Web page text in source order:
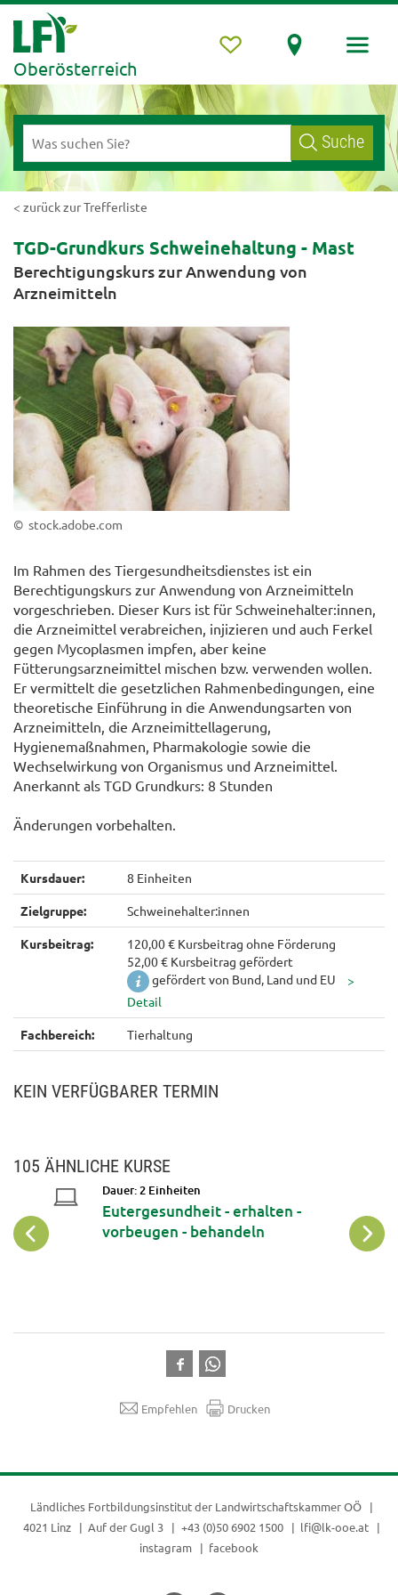
Oberösterreich
Suche
< zurück zur Trefferliste
TGD-Grundkurs Schweinehaltung - Mast
Berechtigungskurs zur Anwendung von
Arzneimitteln
© stock.adobe.com
Im Rahmen des Tiergesundheitsdienstes ist ein
Berechtigungskurs zur Anwendung von Arzneimitteln
vorgeschrieben. Dieser Kurs ist für Schweinehalter:innen,
die Arzneimittel verabreichen, injizieren und auch Ferkel
gegen Mycoplasmen impfen, aber keine
Fütterungsarzneimittel mischen bzw. verwenden wollen.
Er vermittelt die gesetzlichen Rahmenbedingungen, eine
theoretische Einführung in die Anwendungsarten von
Arzneimitteln, die Arzneimittellagerung,
Hygienemaßnahmen, Pharmakologie sowie die
Wechselwirkung von Organismus und Arzneimittel.
Anerkannt als TGD Grundkurs: 8 Stunden
Änderungen vorbehalten.
Kursdauer: 8 Einheiten
Zielgruppe: Schweinehalter:innen
Kursbeitrag:
120,00 € Kursbeitrag ohne Förderung
52,00 € Kursbeitrag gefördert
gefördert von Bund, Land und EU
Fachbereich: Tierhaltung
KEIN VERFÜGBARER TERMIN
105 ÄHNLICHE KURSE
Dauer: 2 Einheiten
Eutergesundheit - erhalten -
vorbeugen - behandeln
Empfehlen Drucken
Ländliches Fortbildungsinstitut der Landwirtschaftskammer OÖ
4021 Linz
Auf der Gugl 3 +43 (0)50 6902 1500
lfi@lk-ooe.at
instagram
facebook